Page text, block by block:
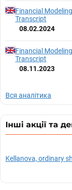
Financial
Transcript
08.02.2024
Financial
Transcript
08.11.2023
Вся аналітика
Інші акції та
Kellanova, ordinary